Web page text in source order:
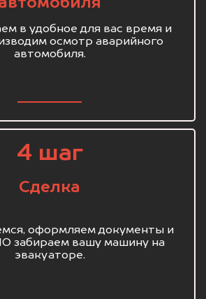
в удобное для вас время и
осмотр аварийного
автомобиля.
4 шаг
Сделка
оформляем документы и
забираем вашу машину на
эвакуаторе.